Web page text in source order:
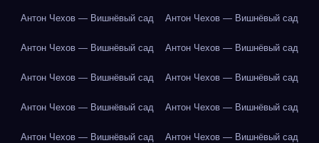
Антон Чехов — Вишнёвый сад Антон Чехов — Вишнёвый сад
Антон Чехов — Вишнёвый сад Антон Чехов — Вишнёвый сад
Антон Чехов — Вишнёвый сад Антон Чехов — Вишнёвый сад
Антон Чехов — Вишнёвый сад Антон Чехов — Вишнёвый сад
Антон Чехов — Вишнёвый сад Антон Чехов — Вишнёвый сад